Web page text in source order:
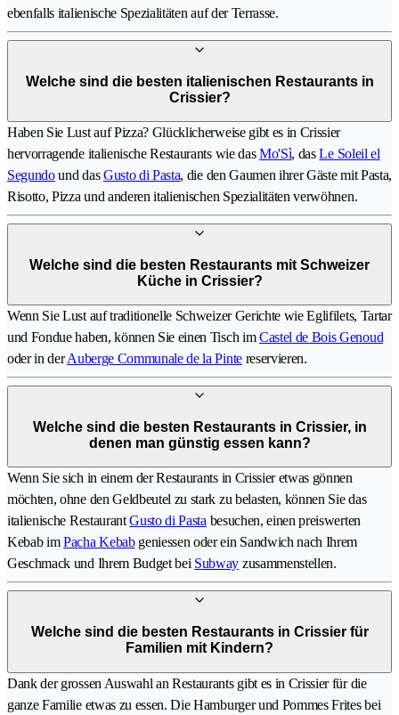
ebenfalls italienische Spezialitäten auf der Terrasse.
Welche sind die besten italienischen Restaurants in
Crissier?
Haben Sie Lust auf Pizza? Glücklicherweise gibt es in Crissier
hervorragende italienische Restaurants wie dasMo'Sì, dasLe Soleil el
Segundound dasGusto di Pasta, die den Gaumen ihrer Gäste mit Pasta,
Risotto, Pizza und anderen italienischen Spezialitäten verwöhnen.
Welche sind die besten Restaurants mit Schweizer
Küche in Crissier?
Wenn Sie Lust auf traditionelle Schweizer Gerichte wie Eglifilets, Tartar
und Fondue haben, können Sie einen Tisch imCastel de Bois Genoud
oder in derAuberge Communale de la Pintereservieren.
Welche sind die besten Restaurants in Crissier, in
denen man günstig essen kann?
Wenn Sie sich in einem der Restaurants in Crissier etwas gönnen
möchten, ohne den Geldbeutel zu stark zu belasten, können Sie das
italienische RestaurantGusto di Pastabesuchen, einen preiswerten
Kebab imPacha Kebabgeniessen oder ein Sandwich nach Ihrem
Geschmack und Ihrem Budget bei Subway zusammenstellen.
Welche sind die besten Restaurants in Crissier für
Familien mit Kindern?
Dank der grossen Auswahl an Restaurants gibt es in Crissier für die
ganze Familie etwas zu essen. Die Hamburger und Pommes Frites bei